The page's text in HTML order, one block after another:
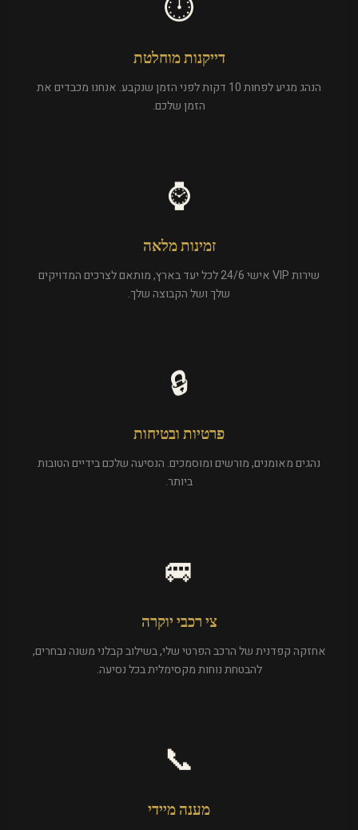
דייקנות מוחלטת
הנהג מגיע לפחות 10 דקות לפני הזמן שנקבע. אנחנו מכבדים את
הזמן שלכם.
⌚
זמינות מלאה
שירות VIP אישי 24/6 לכל יעד בארץ, מותאם לצרכים המדויקים
שלך ושל הקבוצה שלך.
🔒
פרטיות ובטיחות
נהגים מאומנים, מורשים ומוסמכים. הנסיעה שלכם בידיים הטובות
ביותר.
🚐
צי רכבי יוקרה
אחזקה קפדנית של הרכב הפרטי שלי, בשילוב קבלני משנה נבחרים,
להבטחת נוחות מקסימלית בכל נסיעה.
📞
מענה מיידי